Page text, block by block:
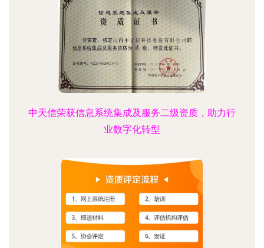
中天信荣获信息系统集成及服务二级资质，助力行
业数字化转型